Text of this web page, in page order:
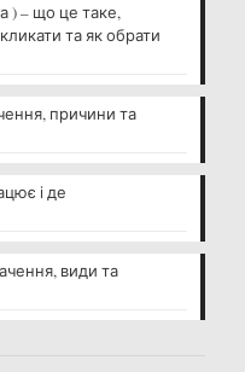
) – що це таке,
та як обрати
причини та
і де
види та